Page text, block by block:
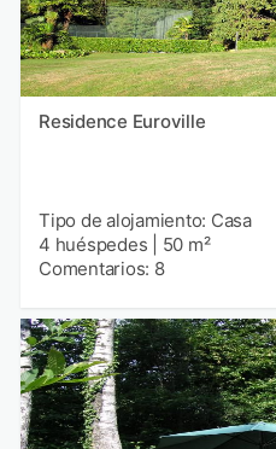
Residence Euroville
Tipo de alojamiento: Casa
4 huéspedes
50 m²
Comentarios: 8